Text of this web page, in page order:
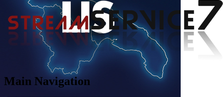
Main Navigation